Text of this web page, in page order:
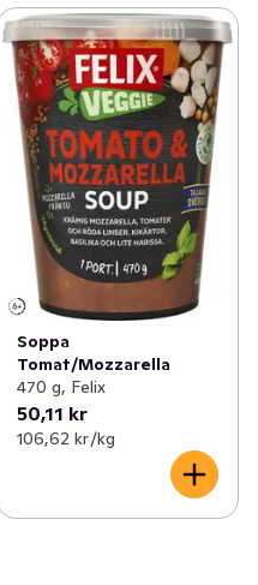
Soppa
Tomat/Mozzarella
470 g, Felix
50,11 kr
106,62 kr /kg